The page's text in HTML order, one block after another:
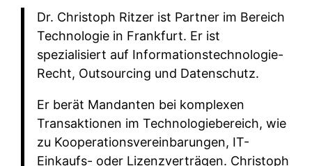
Dr. Christoph Ritzer ist Partner im Bereich
Technologie in Frankfurt. Er ist
spezialisiert auf Informationstechnologie-
Recht, Outsourcing und Datenschutz.
Er berät Mandanten bei komplexen
Transaktionen im Technologiebereich, wie
zu Kooperationsvereinbarungen, IT-
Einkaufs- oder Lizenzverträgen. Christoph